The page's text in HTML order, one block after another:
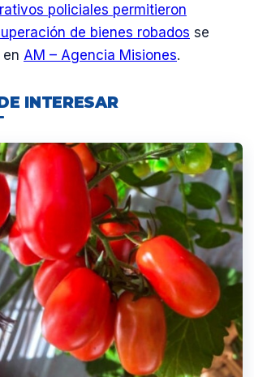
policiales permitieron
de bienes robados se
AM – Agencia Misiones.
INTERESAR